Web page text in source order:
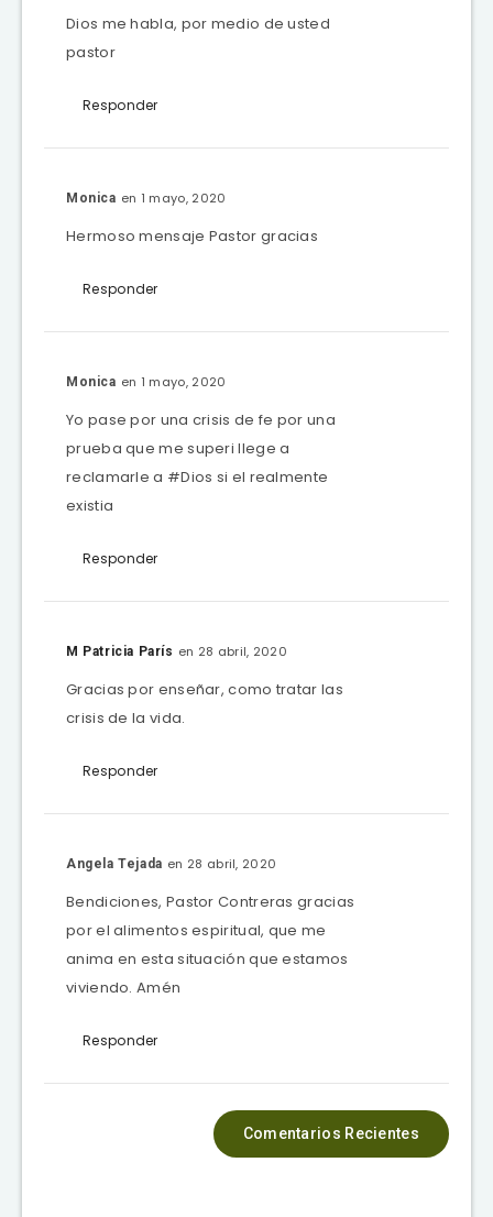
Dios me habla, por medio de usted
pastor
Responder
Monica en 1 mayo, 2020
Hermoso mensaje Pastor gracias
Responder
Monica en 1 mayo, 2020
Yo pase por una crisis de fe por una
prueba que me superi llege a
reclamarle a #Dios si el realmente
existia
Responder
M Patricia París en 28 abril, 2020
Gracias por enseñar, como tratar las
crisis de la vida.
Responder
Angela Tejada en 28 abril, 2020
Bendiciones, Pastor Contreras gracias
por el alimentos espiritual, que me
anima en esta situación que estamos
viviendo. Amén
Responder
Comentarios Recientes